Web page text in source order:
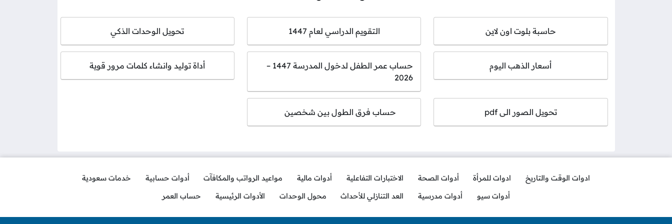
حاسبة بلوت اون لاين التقويم الدراسي لعام 1447 تحويل الوحدات الذكي
أسعار الذهب اليوم
حساب عمر الطفل لدخول المدرسة 1447 –
2026
أداة توليد وانشاء كلمات مرور قوية
تحويل الصور الى pdf حساب فرق الطول بين شخصين
ادوات الوقت والتاريخ ادوات للمرأة أدوات الصحة الاختبارات التفاعلية أدوات مالية مواعيد الرواتب والمكافآت أدوات حسابية
خدمات سعودية
أدوات سيو
أدوات مدرسية العد التنازلي للأحداث محول الوحدات الأدوات الرئيسية حساب العمر